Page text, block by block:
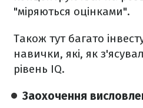
"міряються оцінками".
Також тут багато
навички, які, як
рівень IQ.
Заохочення